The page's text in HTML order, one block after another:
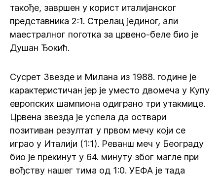
такође, завршен у корист италијанског
представника 2:1. Стрелац јединог, али
маестралног поготка за црвено-беле био је
Душан Ђокић.
Сусрет Звезде и Милана из 1988. године је
карактеристичан јер је уместо двомеча у Купу
европских шампиона одиграно три утакмице.
Црвена звезда је успела да оствари
позитиван резултат у првом мечу који се
играо у Италији (1:1). Реванш меч у Београду
био је прекинут у 64. минуту због магле при
вођству нашег тима од 1:0. УЕФА је тада